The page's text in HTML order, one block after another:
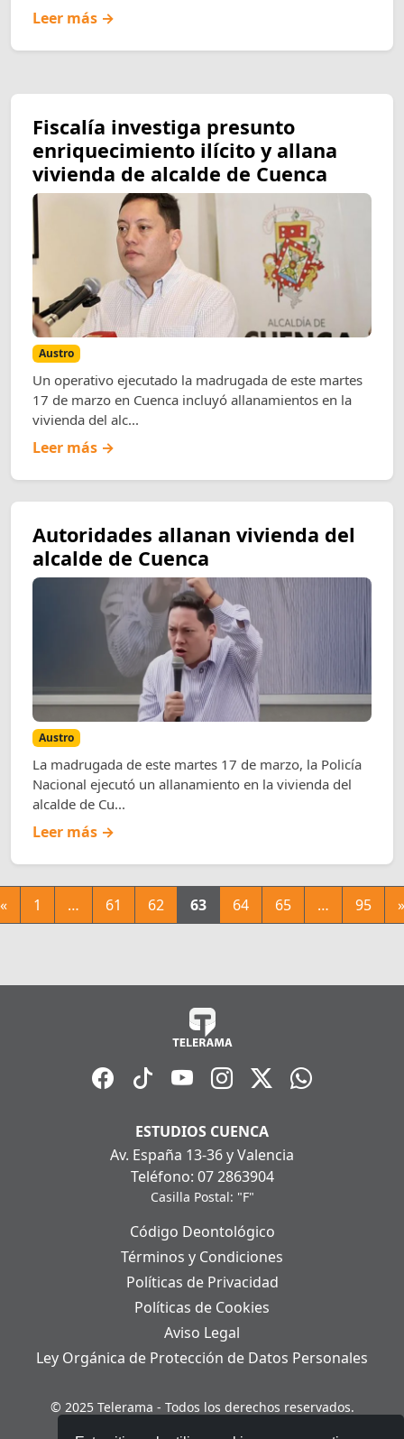
Leer más →
Fiscalía investiga presunto
enriquecimiento ilícito y allana
vivienda de alcalde de Cuenca
Austro
Un operativo ejecutado la madrugada de este martes
17 de marzo en Cuenca incluyó allanamientos en la
vivienda del alc...
Leer más →
Autoridades allanan vivienda del
alcalde de Cuenca
Austro
La madrugada de este martes 17 de marzo, la Policía
Nacional ejecutó un allanamiento en la vivienda del
alcalde de Cu...
Leer más →
« 1 … 61 62 63 64 65 … 95 »
ESTUDIOS CUENCA
Av. España 13-36 y Valencia
Teléfono: 07 2863904
Casilla Postal: "F"
Código Deontológico
Términos y Condiciones
Políticas de Privacidad
Políticas de Cookies
Aviso Legal
Ley Orgánica de Protección de Datos Personales
© 2025 Telerama - Todos los derechos reservados.